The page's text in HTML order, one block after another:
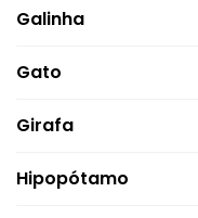
Galinha
Gato
Girafa
Hipopótamo